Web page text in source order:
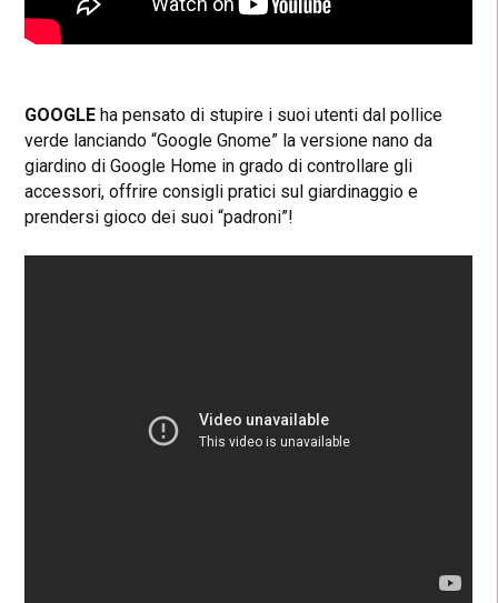
GOOGLE ha pensato di stupire i suoi utenti dal pollice
verde lanciando “Google Gnome” la versione nano da
giardino di Google Home in grado di controllare gli
accessori, offrire consigli pratici sul giardinaggio e
prendersi gioco dei suoi “padroni”!